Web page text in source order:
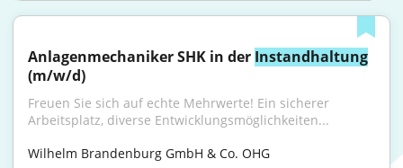
Anlagenmechaniker SHK in der Instandhaltung
(m/w/d)
Freuen Sie sich auf echte Mehrwerte! Ein sicherer
Arbeitsplatz, diverse Entwicklungsmöglichkeiten...
Wilhelm Brandenburg GmbH & Co. OHG